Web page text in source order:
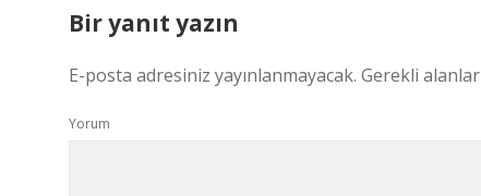
Bir yanıt yazın
E-posta adresiniz yayınlanmayacak. Gerekli alanlar
Yorum